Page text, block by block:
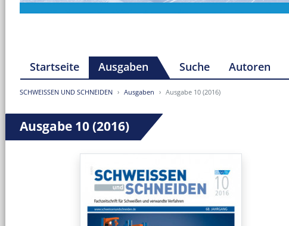
Startseite Ausgaben Suche Autoren
SCHWEISSEN UND SCHNEIDEN Ausgaben Ausgabe 10 (2016)
Ausgabe 10 (2016)